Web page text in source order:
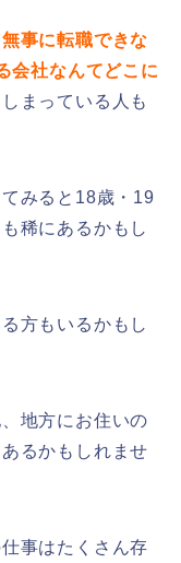
無事に転職できな
会社なんてどこに
まっている人も
みると18歳・19
稀にあるかもし
方もいるかもし
地方にお住いの
るかもしれませ
事はたくさん存